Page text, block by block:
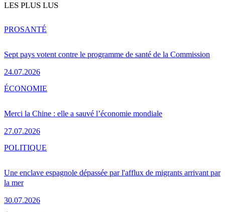
LES PLUS LUS
Sept pays votent contre le programme de santé de la Commission
24.07.2026
PROSANTÉ
Merci la Chine : elle a sauvé l’économie mondiale
27.07.2026
ÉCONOMIE
Une enclave espagnole dépassée par l'afflux de migrants arrivant par
la mer
30.07.2026
POLITIQUE